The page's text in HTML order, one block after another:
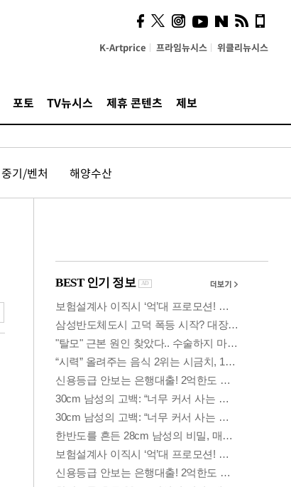
K-Artprice 프라임뉴시스 위클리뉴시스
포토 TV뉴시스 제휴 콘텐츠 제보
중기/벤처 해양수산
사이 해답 찾았죠"…알을
깨고 나온 '초자아'